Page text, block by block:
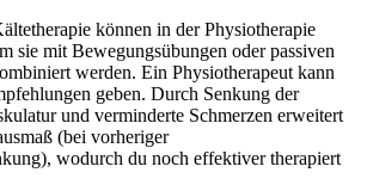
können in der Physiotherapie
sie mit Bewegungsübungen oder passiven
werden. Ein Physiotherapeut kann
geben. Durch Senkung der
und verminderte Schmerzen erweitert
(bei vorheriger
wodurch du noch effektiver therapiert